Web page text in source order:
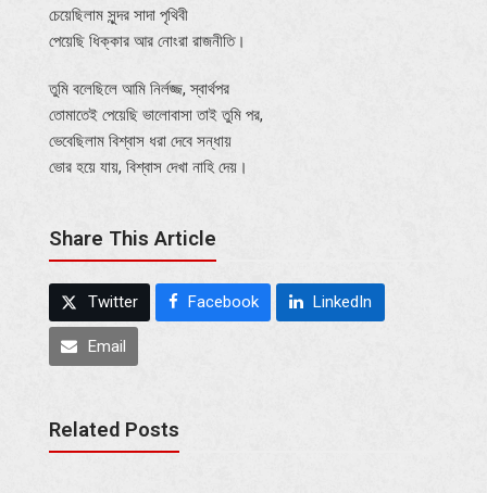
চেয়েছিলাম সুন্দর সাদা পৃথিবী
পেয়েছি ধিক্কার আর নোংরা রাজনীতি।
তুমি বলেছিলে আমি নির্লজ্জ, স্বার্থপর
তোমাতেই পেয়েছি ভালোবাসা তাই তুমি পর,
ভেবেছিলাম বিশ্বাস ধরা দেবে সন্ধায়
ভোর হয়ে যায়, বিশ্বাস দেখা নাহি দেয়।
Share This Article
Twitter Facebook LinkedIn
Email
Related Posts